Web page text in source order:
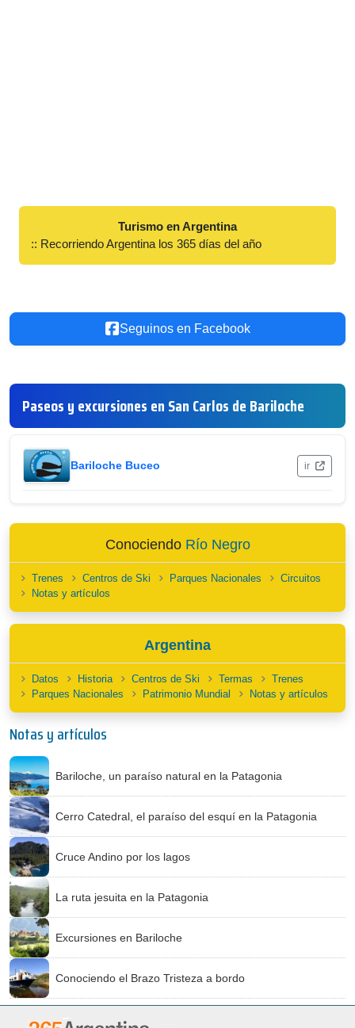
Turismo en Argentina
:: Recorriendo Argentina los 365 días del año
Seguinos en Facebook
Paseos y excursiones en San Carlos de Bariloche
Bariloche Buceo ir
Conociendo Río Negro
Trenes Centros de Ski Parques Nacionales
Circuitos
Notas y artículos
Argentina
Datos Historia Centros de Ski Termas
Trenes
Parques Nacionales
Patrimonio Mundial Notas y artículos
Notas y artículos
Bariloche, un paraíso natural en la Patagonia
Cerro Catedral, el paraíso del esquí en la Patagonia
Cruce Andino por los lagos
La ruta jesuita en la Patagonia
Excursiones en Bariloche
Conociendo el Brazo Tristeza a bordo